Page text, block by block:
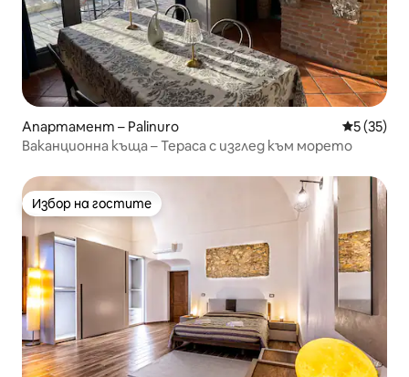
Апартамент – Palinuro Средна
5 (35)
Ваканционна къща – Тераса с изглед към морето
Избор на гостите
Избор на гостите